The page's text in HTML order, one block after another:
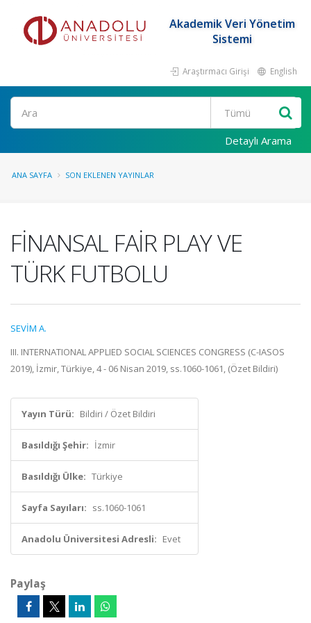
Akademik Veri Yönetim
Sistemi
Araştırmacı Girişi English
Ara
Detaylı Arama
ANA SAYFA SON EKLENEN YAYINLAR
FİNANSAL FAİR PLAY VE
TÜRK FUTBOLU
SEVİM A.
III. INTERNATIONAL APPLIED SOCIAL SCIENCES CONGRESS (C-IASOS
2019), İzmir, Türkiye, 4 - 06 Nisan 2019, ss.1060-1061, (Özet Bildiri)
Yayın Türü: Bildiri / Özet Bildiri
Basıldığı Şehir: İzmir
Basıldığı Ülke: Türkiye
Sayfa Sayıları: ss.1060-1061
Anadolu Üniversitesi Adresli: Evet
Paylaş